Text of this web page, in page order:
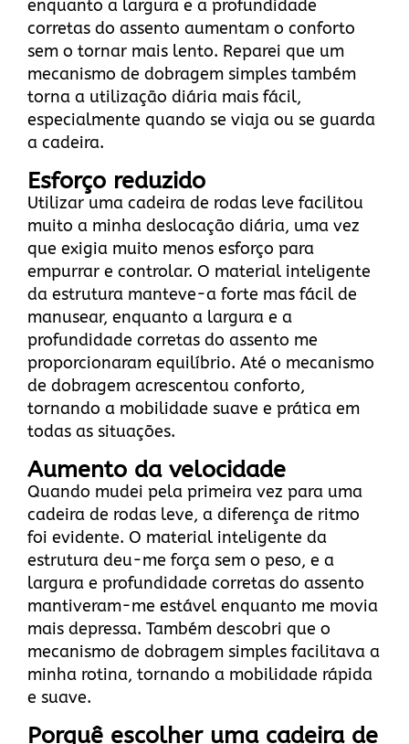
enquanto a largura e a profundidade
corretas do assento aumentam o conforto
sem o tornar mais lento. Reparei que um
mecanismo de dobragem simples também
torna a utilização diária mais fácil,
especialmente quando se viaja ou se guarda
a cadeira.
Esforço reduzido
Utilizar uma cadeira de rodas leve facilitou
muito a minha deslocação diária, uma vez
que exigia muito menos esforço para
empurrar e controlar. O material inteligente
da estrutura manteve-a forte mas fácil de
manusear, enquanto a largura e a
profundidade corretas do assento me
proporcionaram equilíbrio. Até o mecanismo
de dobragem acrescentou conforto,
tornando a mobilidade suave e prática em
todas as situações.
Aumento da velocidade
Quando mudei pela primeira vez para uma
cadeira de rodas leve, a diferença de ritmo
foi evidente. O material inteligente da
estrutura deu-me força sem o peso, e a
largura e profundidade corretas do assento
mantiveram-me estável enquanto me movia
mais depressa. Também descobri que o
mecanismo de dobragem simples facilitava a
minha rotina, tornando a mobilidade rápida
e suave.
Porquê escolher uma cadeira de